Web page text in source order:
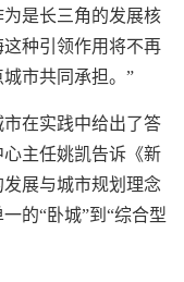
是长三角的发展核
种引领作用将不再
市共同承担。”
在实践中给出了答
主任姚凯告诉《新
展与城市规划理念
的“卧城”到“综合型